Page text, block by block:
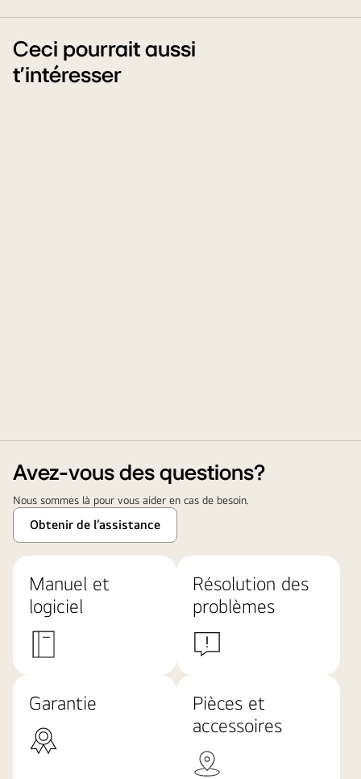
Ceci pourrait aussi
t'intéresser
Avez-vous des questions?
Nous sommes là pour vous aider en cas de besoin.
Obtenir de l’assistance
Manuel et
logiciel
Résolution des
problèmes
Garantie
Pièces et
accessoires